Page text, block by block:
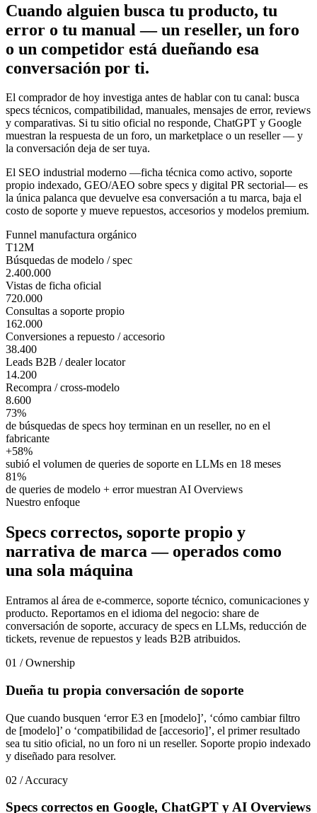
Cuando alguien busca tu producto, tu
error o tu manual — un reseller, un foro
o un competidor está dueñando esa
conversación por ti.
El comprador de hoy investiga antes de hablar con tu canal: busca
specs técnicos, compatibilidad, manuales, mensajes de error, reviews
y comparativas. Si tu sitio oficial no responde, ChatGPT y Google
muestran la respuesta de un foro, un marketplace o un reseller — y
la conversación deja de ser tuya.
El SEO industrial moderno —ficha técnica como activo, soporte
propio indexado, GEO/AEO sobre specs y digital PR sectorial— es
la única palanca que devuelve esa conversación a tu marca, baja el
costo de soporte y mueve repuestos, accesorios y modelos premium.
Funnel manufactura orgánico
T12M
Búsquedas de modelo / spec
2.400.000
Vistas de ficha oficial
720.000
Consultas a soporte propio
162.000
Conversiones a repuesto / accesorio
38.400
Leads B2B / dealer locator
14.200
Recompra / cross-modelo
8.600
73%
de búsquedas de specs hoy terminan en un reseller, no en el
fabricante
+58%
subió el volumen de queries de soporte en LLMs en 18 meses
81%
de queries de modelo + error muestran AI Overviews
Nuestro enfoque
Specs correctos, soporte propio y
narrativa de marca — operados como
una sola máquina
Entramos al área de e-commerce, soporte técnico, comunicaciones y
producto. Reportamos en el idioma del negocio: share de
conversación de soporte, accuracy de specs en LLMs, reducción de
tickets, revenue de repuestos y leads B2B atribuidos.
01 / Ownership
Dueña tu propia conversación de soporte
Que cuando busquen ‘error E3 en [modelo]’, ‘cómo cambiar filtro
de [modelo]’ o ‘compatibilidad de [accesorio]’, el primer resultado
sea tu sitio oficial, no un foro ni un reseller. Soporte propio indexado
y diseñado para resolver.
02 / Accuracy
Specs correctos en Google, ChatGPT y AI Overviews